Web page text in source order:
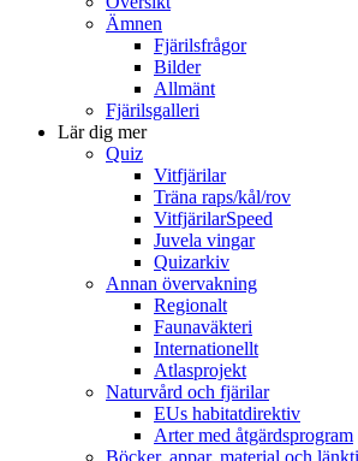
Ämnen
Fjärilsfrågor
Bilder
Allmänt
Fjärilsgalleri
Lär dig mer
Quiz
Vitfjärilar
Träna raps/kål/rov
VitfjärilarSpeed
Juvela vingar
Quizarkiv
Annan övervakning
Regionalt
Faunaväkteri
Internationellt
Atlasprojekt
Naturvård och fjärilar
EUs habitatdirektiv
Arter med åtgärdsprogram